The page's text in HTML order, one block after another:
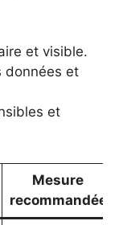
et visible.
données et
et
Mesure
recommandée